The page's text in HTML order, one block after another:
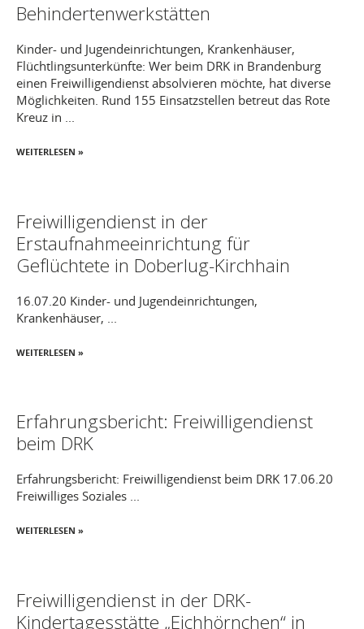
Behindertenwerkstätten
Kinder- und Jugendeinrichtungen, Krankenhäuser,
Flüchtlingsunterkünfte: Wer beim DRK in Brandenburg
einen Freiwilligendienst absolvieren möchte, hat diverse
Möglichkeiten. Rund 155 Einsatzstellen betreut das Rote
Kreuz in ...
WEITERLESEN »
Freiwilligendienst in der
Erstaufnahmeeinrichtung für
Geflüchtete in Doberlug-Kirchhain
16.07.20 Kinder- und Jugendeinrichtungen,
Krankenhäuser, ...
WEITERLESEN »
Erfahrungsbericht: Freiwilligendienst
beim DRK
Erfahrungsbericht: Freiwilligendienst beim DRK 17.06.20
Freiwilliges Soziales ...
WEITERLESEN »
Freiwilligendienst in der DRK-
Kindertagesstätte „Eichhörnchen“ in